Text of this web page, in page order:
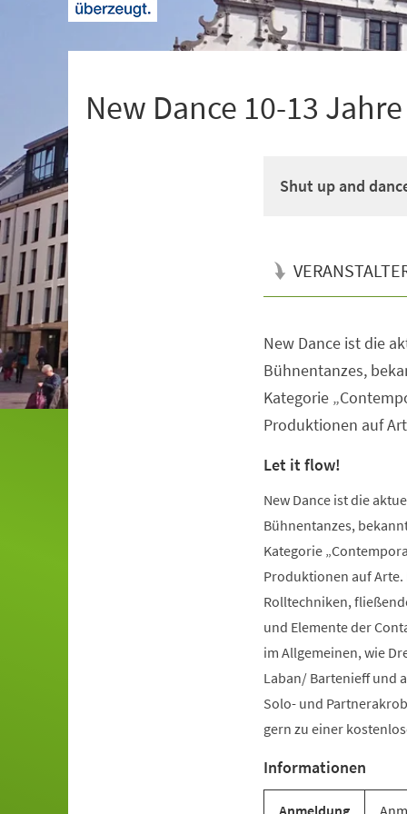
New Dance 10-13
Shut up and
New Dance ist die
Bühnentanzes,
Kategorie
Produktionen auf
Let it flow!
New Dance ist die
Bühnentanzes,
Kategorie
Produktionen auf Arte.
Rolltechniken,
und Elemente der
im Allgemeinen, wie
Laban/ Bartenieff und
Solo- und
gern zu einer
Informationen
Anmeldung